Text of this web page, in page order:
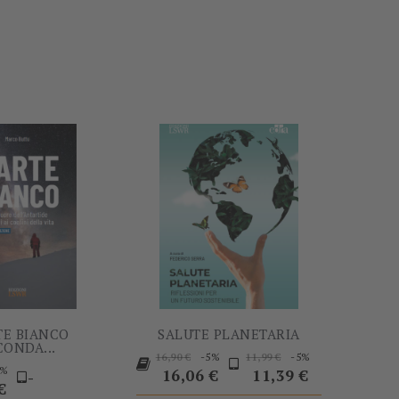
BIANCO
Prezzo
-
SALUTE PLANETARIA
Prezzo
base
16,90 € -5%
Prezzo
16,06 €
Prezzo
base
11,99 € -5%
11,39 €